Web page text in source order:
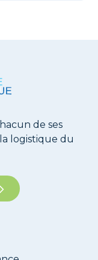
de ses
logistique du